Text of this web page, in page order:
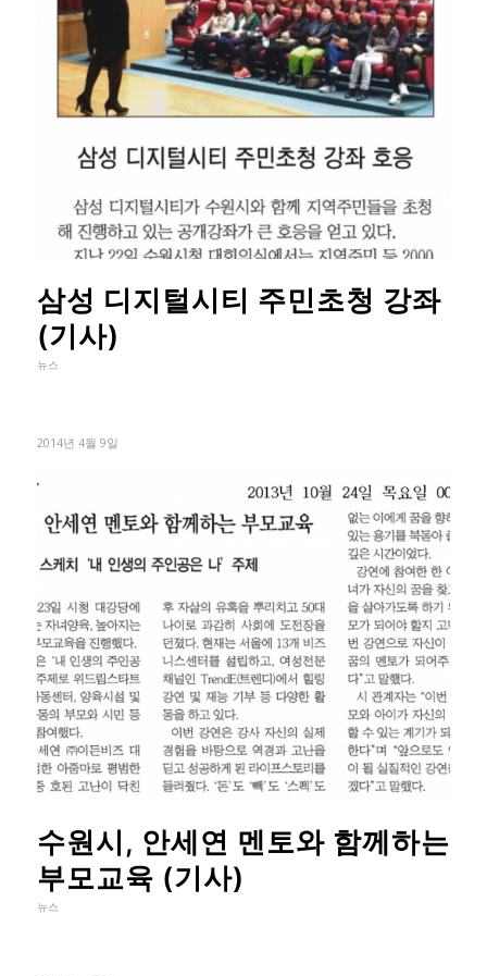
삼성 디지털시티 주민초청 강좌
(기사)
뉴스
2014년 4월 9일
수원시, 안세연 멘토와 함께하는
부모교육 (기사)
뉴스